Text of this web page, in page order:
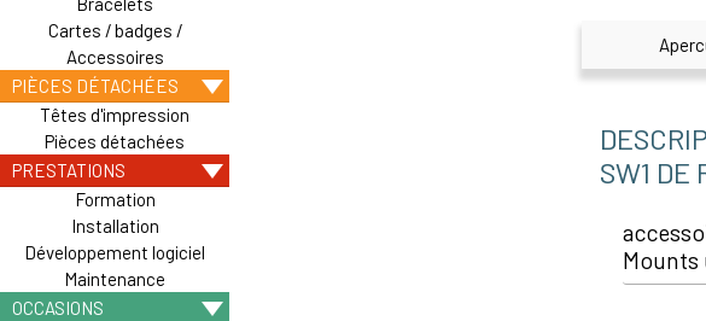
Cartes / badges /
Accessoires
PIÈCES DÉTACHÉES
Têtes d'impression
Pièces détachées
PRESTATIONS
Formation
Installation
Développement logiciel
Maintenance
OCCASIONS
SW1 DE
Mounts